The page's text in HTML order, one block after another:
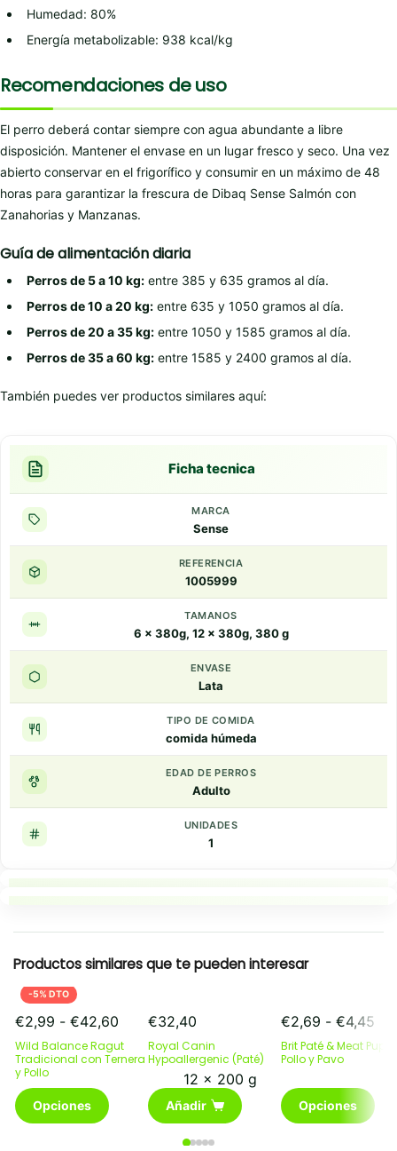
Humedad: 80%
Energía metabolizable: 938 kcal/kg
Recomendaciones de uso
El perro deberá contar siempre con agua abundante a libre
disposición. Mantener el envase en un lugar fresco y seco. Una vez
abierto conservar en el frigorífico y consumir en un máximo de 48
horas para garantizar la frescura de Dibaq Sense Salmón con
Zanahorias y Manzanas.
Guía de alimentación diaria
Perros de 5 a 10 kg: entre 385 y 635 gramos al día.
Perros de 10 a 20 kg: entre 635 y 1050 gramos al día.
Perros de 20 a 35 kg: entre 1050 y 1585 gramos al día.
Perros de 35 a 60 kg: entre 1585 y 2400 gramos al día.
También puedes ver productos similares aquí:
Ficha tecnica
MARCA
Sense
REFERENCIA
1005999
TAMANOS
6 x 380g, 12 x 380g, 380 g
ENVASE
Lata
TIPO DE COMIDA
comida húmeda
EDAD DE PERROS
Adulto
UNIDADES
1
Productos similares que te pueden interesar
-5% DTO
€2,99 - €42,60 Rango
de
precios:
€2,99
hasta
€42,60
Wild Balance Ragut
Tradicional con Ternera
y Pollo
Opciones
Este
producto
€32,40
Royal Canin
Hypoallergenic (Paté)
12 x 200 g
Añadir
€2,69 - €4,45
Brit Paté & Meat
Pollo y Pavo
Opciones
Este
producto